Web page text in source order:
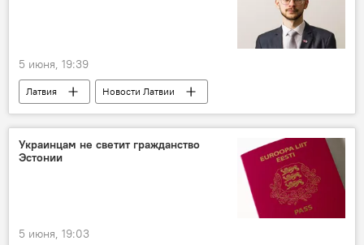
5 июня, 19:39
Латвия
Новости Латвии
Новости политики Латвии
премьер-министр
партия
политика
Украинцам не светит гражданство
Эстонии
5 июня, 19:03